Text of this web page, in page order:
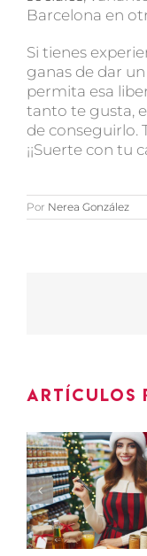
Barcelona en
Si tienes
ganas de dar
permita esa
tanto te gusta,
de conseguirlo.
¡¡Suerte con tu
Por Nerea González
Artículos